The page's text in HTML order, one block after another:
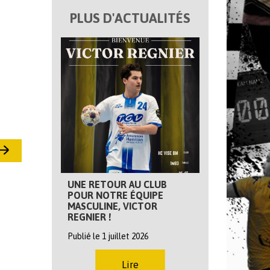
PLUS D'ACTUALITÉS
UNE RETOUR AU CLUB
POUR NOTRE ÉQUIPE
MASCULINE, VICTOR
REGNIER !
Publié le 1 juillet 2026
Lire